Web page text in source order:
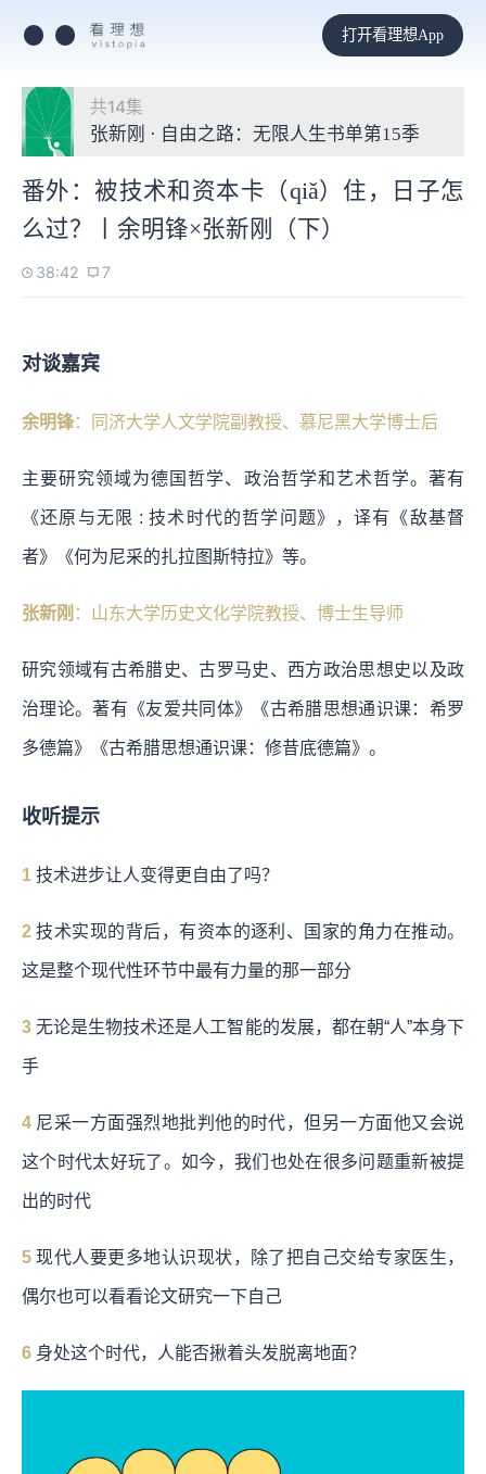
打开看理想App
共14集
张新刚 · 自由之路：无限人生书单第15季
番外：被技术和资本卡（qiǎ）住，日子怎
么过？丨余明锋×张新刚（下）
38:42 7
对谈嘉宾
余明锋：同济大学人文学院副教授、慕尼黑大学博士后
主要研究领域为德国哲学、政治哲学和艺术哲学。著有
《还原与无限 : 技术时代的哲学问题》，译有《敌基督
者》《何为尼采的扎拉图斯特拉》等。
张新刚 ：山东大学历史文化学院教授、博士生导师
研究领域有古希腊史、古罗马史、西方政治思想史以及政
治理论。著有《友爱共同体》《古希腊思想通识课：希罗
多德篇》《古希腊思想通识课：修昔底德篇》。
收听提示
1 技术进步让人变得更自由了吗？
2 技术实现的背后，有资本的逐利、国家的角力在推动。
这是整个现代性环节中最有力量的那一部分
3 无论是生物技术还是人工智能的发展，都在朝“人”本身下
手
4 尼采一方面强烈地批判他的时代，但另一方面他又会说
这个时代太好玩了。如今，我们也处在很多问题重新被提
出的时代
5 现代人要更多地认识现状，除了把自己交给专家医生，
偶尔也可以看看论文研究一下自己
6 身处这个时代，人能否揪着头发脱离地面？